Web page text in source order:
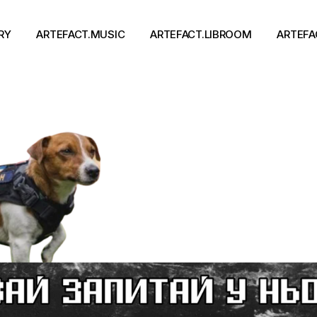
ARTEFACT.MUSIC
Альбоми
Концерти
ARTEFACT.LIBROOM